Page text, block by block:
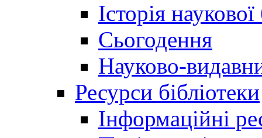
Історія
Сьогодення
Науково-
Ресурси бібліотеки
Інформаційні